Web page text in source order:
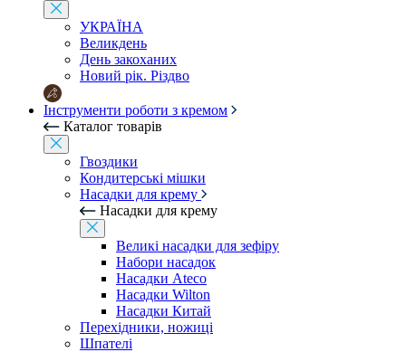
УКРАЇНА
Великдень
День закоханих
Новий рік. Різдво
Інструменти роботи з кремом
Каталог товарів
Гвоздики
Кондитерські мішки
Насадки для крему
Насадки для крему
Великі насадки для зефіру
Набори насадок
Насадки Ateco
Насадки Wilton
Насадки Китай
Перехідники, ножиці
Шпателі